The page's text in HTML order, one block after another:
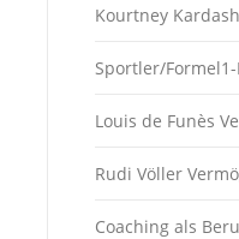
Kourtney
Sportler/
Louis de Funès
Rudi Völler
Coaching als